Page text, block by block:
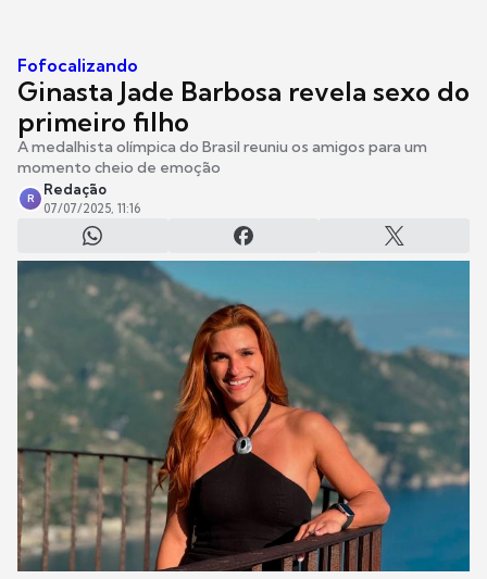
Fofocalizando
Ginasta Jade Barbosa revela sexo do
primeiro filho
A medalhista olímpica do Brasil reuniu os amigos para um
momento cheio de emoção
R
Redação
07/07/2025, 11:16